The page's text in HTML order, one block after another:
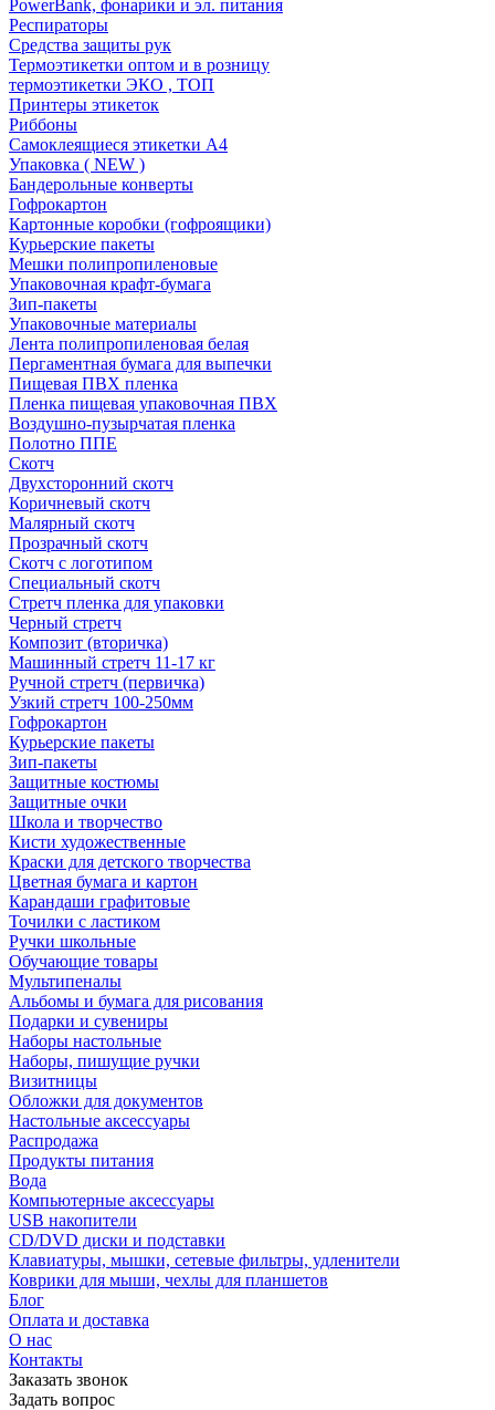
PowerBank, фонарики и эл. питания
Респираторы
Средства защиты рук
Термоэтикетки оптом и в розницу
термоэтикетки ЭКО , ТОП
Принтеры этикеток
Риббоны
Самоклеящиеся этикетки А4
Упаковка ( NEW )
Бандерольные конверты
Гофрокартон
Картонные коробки (гофроящики)
Курьерские пакеты
Мешки полипропиленовые
Упаковочная крафт-бумага
Зип-пакеты
Упаковочные материалы
Лента полипропиленовая белая
Пергаментная бумага для выпечки
Пищевая ПВХ пленка
Пленка пищевая упаковочная ПВХ
Воздушно-пузырчатая пленка
Полотно ППЕ
Скотч
Двухсторонний скотч
Коричневый скотч
Малярный скотч
Прозрачный скотч
Скотч с логотипом
Специальный скотч
Стретч пленка для упаковки
Черный стретч
Композит (вторичка)
Машинный стретч 11-17 кг
Ручной стретч (первичка)
Узкий стретч 100-250мм
Гофрокартон
Курьерские пакеты
Зип-пакеты
Защитные костюмы
Защитные очки
Школа и творчество
Кисти художественные
Краски для детского творчества
Цветная бумага и картон
Карандаши графитовые
Точилки с ластиком
Ручки школьные
Обучающие товары
Мультипеналы
Альбомы и бумага для рисования
Подарки и сувениры
Наборы настольные
Наборы, пишущие ручки
Визитницы
Обложки для документов
Настольные аксессуары
Распродажа
Продукты питания
Вода
Компьютерные аксессуары
USB накопители
CD/DVD диски и подставки
Клавиатуры, мышки, сетевые фильтры, удленители
Коврики для мыши, чехлы для планшетов
Блог
Оплата и доставка
О нас
Контакты
Заказать звонок
Задать вопрос